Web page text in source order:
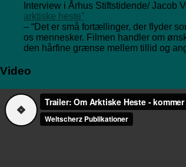
Interview i Århus Stiftstidende/ Jacob
arktiske heste”
– “Det er små fortællinger, der flyder
os mennesker. Filmen handler om
den hårfine grænse mellem tillid og
Video